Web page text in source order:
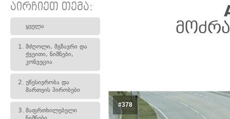
აირჩიეთ თემა:
ყველა
1. მძღოლი, მგზავრი და
ქვეითი, ნიშნები,
კონვეცია
2. უწესივრობა და
მართვის პირობები
3. მაფრთხილებელი
#378